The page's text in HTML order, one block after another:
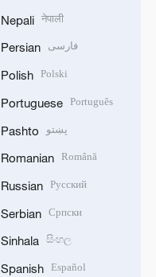
Nepali नेपाली
Persian فارسی
Polish Polski
Portuguese Português
Pashto پښتو
Romanian Română
Russian Русский
Serbian Српски
Sinhala සිංහල
Spanish Español